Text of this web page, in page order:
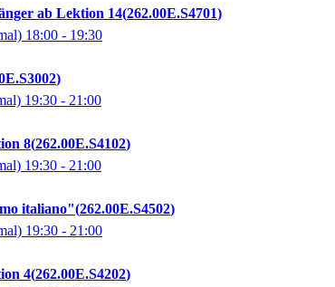
ab Lektion 14 262.00E.S4701
18:00 - 19:30
19:30 - 21:00
8 262.00E.S4102
19:30 - 21:00
italiano" 262.00E.S4502
19:30 - 21:00
4 262.00E.S4202